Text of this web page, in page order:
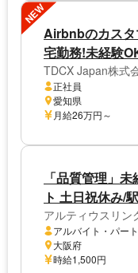
NEW
Airbnbのカスタ
宅勤務!未経験
TDCX Japan株式
正社員
愛知県
月給26万円～
「品質管理」
ト 土日祝休み/
アルティウスリン
アルバイト・パー
大阪府
時給1,500円